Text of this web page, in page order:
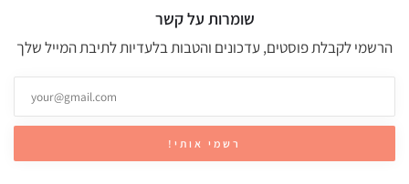
שומרות על קשר
הרשמי לקבלת פוסטים, עדכונים והטבות בלעדיות לתיבת המייל שלך